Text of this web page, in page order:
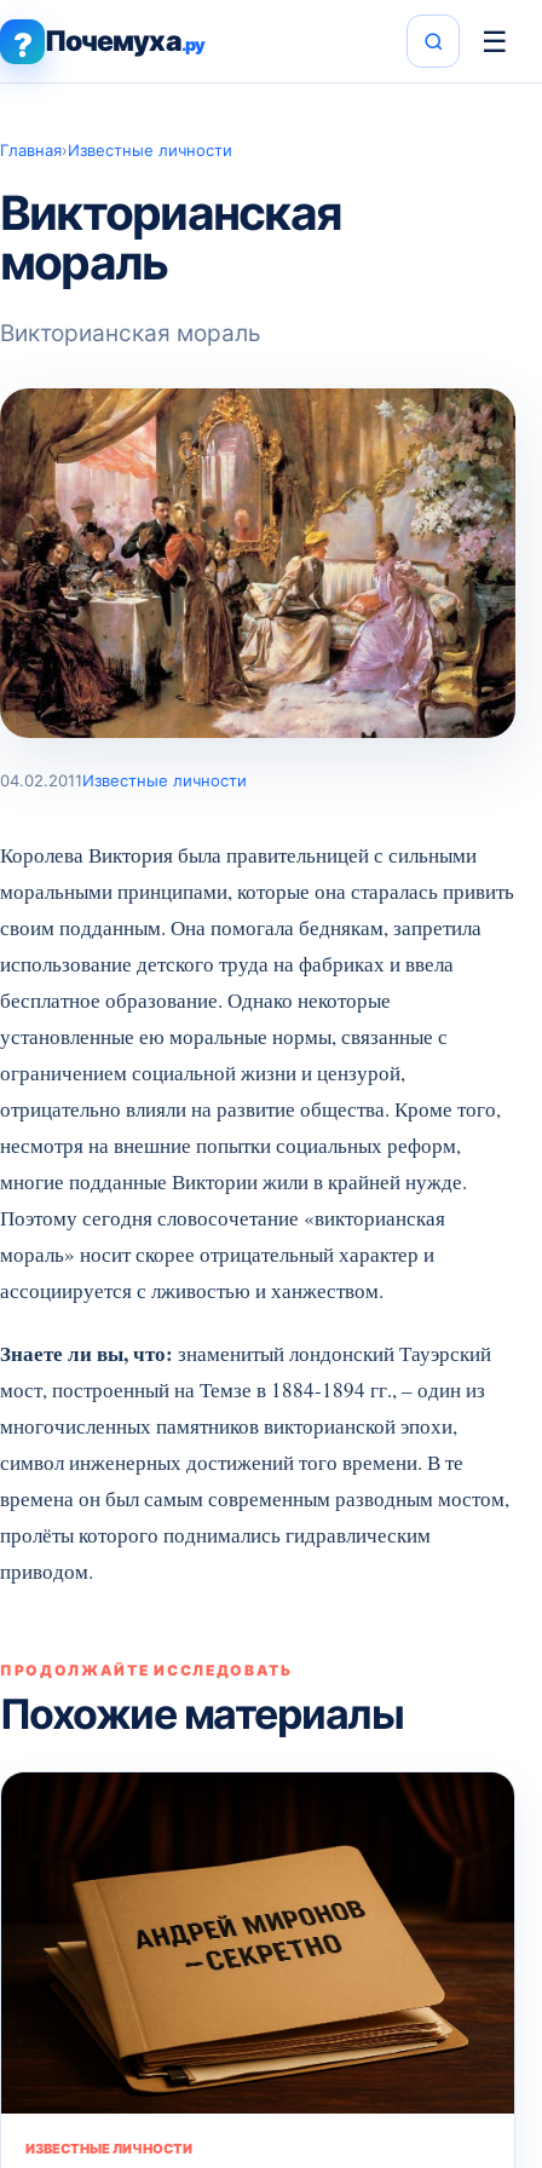
? Почемуха.ру ☰
Главная›Известные личности
Викторианская
мораль
Викторианская мораль
04.02.2011Известные личности
Королева Виктория была правительницей с сильными
моральными принципами, которые она старалась привить
своим подданным. Она помогала беднякам, запретила
использование детского труда на фабриках и ввела
бесплатное образование. Однако некоторые
установленные ею моральные нормы, связанные с
ограничением социальной жизни и цензурой,
отрицательно влияли на развитие общества. Кроме того,
несмотря на внешние попытки социальных реформ,
многие подданные Виктории жили в крайней нужде.
Поэтому сегодня словосочетание «викторианская
мораль» носит скорее отрицательный характер и
ассоциируется с лживостью и ханжеством.
Знаете ли вы, что: знаменитый лондонский Тауэрский
мост, построенный на Темзе в 1884-1894 гг., – один из
многочисленных памятников викторианской эпохи,
символ инженерных достижений того времени. В те
времена он был самым современным разводным мостом,
пролёты которого поднимались гидравлическим
приводом.
ПРОДОЛЖАЙТЕ ИССЛЕДОВАТЬ
Похожие материалы
ИЗВЕСТНЫЕ ЛИЧНОСТИ